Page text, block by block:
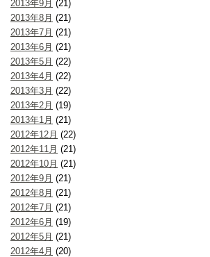
2013年9月 (21)
2013年8月 (21)
2013年7月 (21)
2013年6月 (21)
2013年5月 (22)
2013年4月 (22)
2013年3月 (22)
2013年2月 (19)
2013年1月 (21)
2012年12月 (22)
2012年11月 (21)
2012年10月 (21)
2012年9月 (21)
2012年8月 (21)
2012年7月 (21)
2012年6月 (19)
2012年5月 (21)
2012年4月 (20)